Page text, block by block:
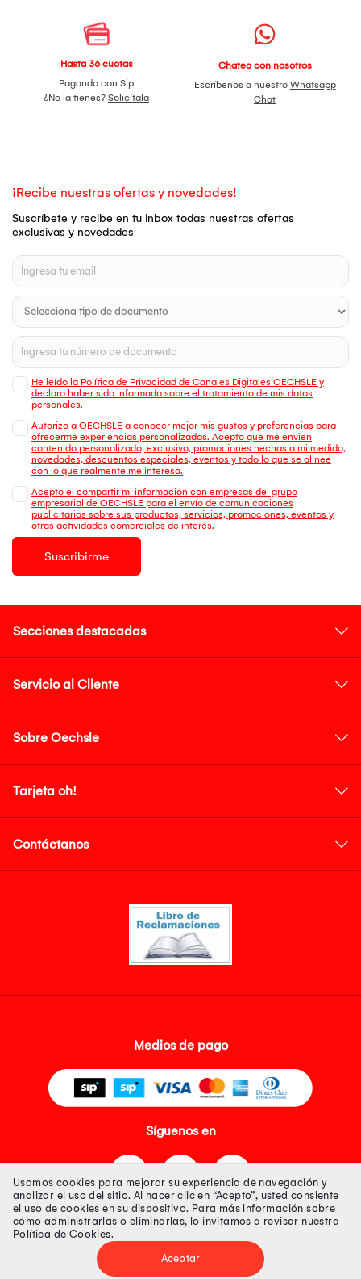
Hasta 36 cuotas
Pagando con Sip
¿No la tienes? Solicítala
Chatea con nosotros
Escríbenos a nuestro Whatsapp
Chat
¡Recibe nuestras ofertas y novedades!
Suscríbete y recibe en tu inbox todas nuestras ofertas
exclusivas y novedades
He leído la Política de Privacidad de Canales Digitales OECHSLE y
declaro haber sido informado sobre el tratamiento de mis datos
personales.
Autorizo a OECHSLE a conocer mejor mis gustos y preferencias para
ofrecerme experiencias personalizadas. Acepto que me envien
contenido personalizado, exclusivo, promociones hechas a mi medida,
novedades, descuentos especiales, eventos y todo lo que se alinee
con lo que realmente me interesa.
Acepto el compartir mi información con empresas del grupo
empresarial de OECHSLE para el envío de comunicaciones
publicitarias sobre sus productos, servicios, promociones, eventos y
otras actividades comerciales de interés.
Suscribirme
Secciones destacadas
Servicio al Cliente
Sobre Oechsle
Tarjeta oh!
Contáctanos
Medios de pago
Síguenos en
Tienda 100% Segura
Tiendas Peruanas S.A. R.U.C. Nº 20493020618. Todos los derechos
Usamos cookies para mejorar su experiencia de navegación y
analizar el uso del sitio. Al hacer clic en “Acepto”, usted consiente
el uso de cookies en su dispositivo. Para más información sobre
cómo administrarlas o eliminarlas, lo invitamos a revisar nuestra
Política de Cookies.
Aceptar